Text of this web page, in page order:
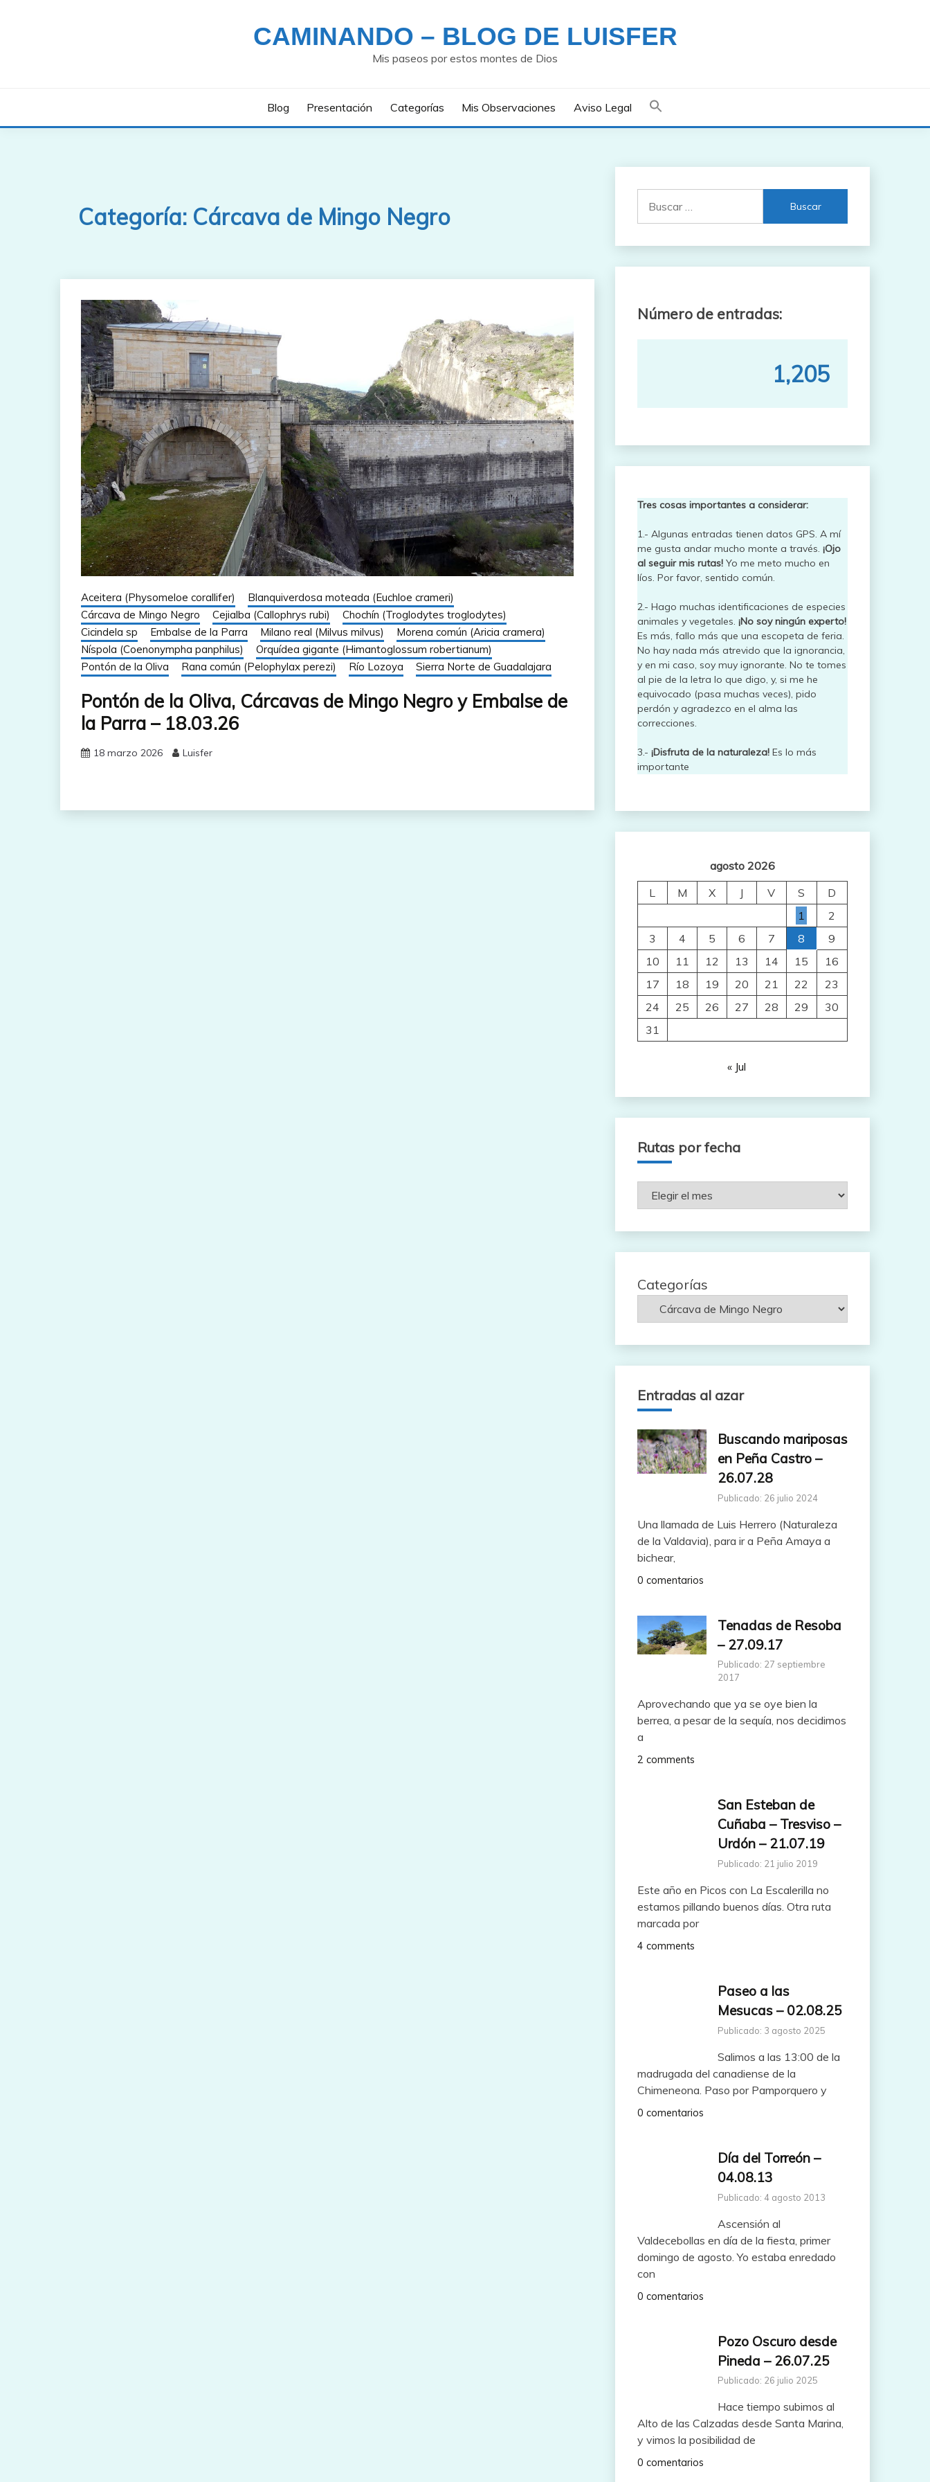
CAMINANDO – BLOG DE LUISFER
Mis paseos por estos montes de Dios
Blog Presentación Categorías Mis Observaciones Aviso Legal
Categoría: Cárcava de Mingo Negro
Aceitera (Physomeloe corallifer)
Blanquiverdosa moteada (Euchloe crameri)
Cárcava de Mingo Negro
Cejialba (Callophrys rubi)
Chochín (Troglodytes troglodytes)
Cicindela sp
Embalse de la Parra Milano real (Milvus milvus)
Morena común (Aricia cramera)
Níspola (Coenonympha panphilus)
Orquídea gigante (Himantoglossum robertianum)
Pontón de la Oliva
Rana común (Pelophylax perezi) Río Lozoya Sierra Norte de Guadalajara
Pontón de la Oliva, Cárcavas de Mingo Negro y Embalse de
la Parra – 18.03.26
18 marzo 2026 Luisfer
Número de entradas:
1,205
Tres cosas importantes a considerar:
1.- Algunas entradas tienen datos GPS. A mí
me gusta andar mucho monte a través. ¡Ojo
al seguir mis rutas!Yo me meto mucho en
líos. Por favor, sentido común.
2.- Hago muchas identificaciones de especies
animales y vegetales. ¡No soy ningún experto!
Es más, fallo más que una escopeta de feria.
No hay nada más atrevido que la ignorancia,
y en mi caso, soy muy ignorante. No te tomes
al pie de la letra lo que digo, y, si me he
equivocado (pasa muchas veces), pido
perdón y agradezco en el alma las
correcciones.
3.- ¡Disfruta de la naturaleza!Es lo más
importante
agosto 2026
L
M X J V S
D
1
2
3
4 5 6 7 8
9
10
11 12 13 14 15
16
17
18 19 20 21 22
23
24
25 26 27 28 29
30
31
« Jul
Rutas por fecha
Rutas
Categorías
Entradas al azar
Buscando mariposas
en Peña Castro –
26.07.28
Publicado: 26 julio 2024
Una llamada de Luis Herrero (Naturaleza
de la Valdavia), para ir a Peña Amaya a
bichear,
0 comentarios
Tenadas de Resoba
– 27.09.17
Publicado: 27 septiembre
2017
Aprovechando que ya se oye bien la
berrea, a pesar de la sequía, nos decidimos
a
2 comments
San Esteban de
Cuñaba – Tresviso –
Urdón – 21.07.19
Publicado: 21 julio 2019
Este año en Picos con La Escalerilla no
estamos pillando buenos días. Otra ruta
marcada por
4 comments
Paseo a las
Mesucas – 02.08.25
Publicado: 3 agosto 2025
Salimos a las 13:00 de la
madrugada del canadiense de la
Chimeneona. Paso por Pamporquero y
0 comentarios
Día del Torreón –
04.08.13
Publicado: 4 agosto 2013
Ascensión al
Valdecebollas en día de la fiesta, primer
domingo de agosto. Yo estaba enredado
con
0 comentarios
Pozo Oscuro desde
Pineda – 26.07.25
Publicado: 26 julio 2025
Hace tiempo subimos al
Alto de las Calzadas desde Santa Marina,
y vimos la posibilidad de
0 comentarios